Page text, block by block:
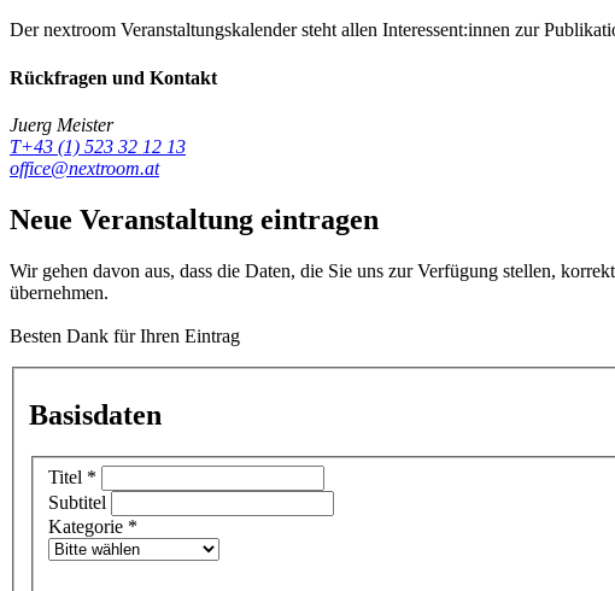
Der nextroom Veranstaltungskalender steht allen Interessent:innen zur
Rückfragen und Kontakt
Juerg Meister
T+43 (1) 523 32 12 13
office@nextroom.at
Neue Veranstaltung eintragen
Wir gehen davon aus, dass die Daten, die Sie uns zur Verfügung stellen,
übernehmen.
Besten Dank für Ihren Eintrag
Basisdaten
Titel *
Subtitel
Kategorie *